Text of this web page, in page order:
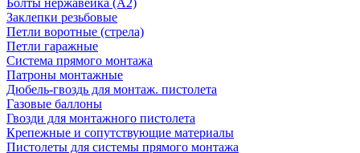
Болты нержавейка (А2)
Заклепки резьбовые
Петли воротные (стрела)
Петли гаражные
Система прямого монтажа
Патроны монтажные
Дюбель-гвоздь для монтаж. пистолета
Газовые баллоны
Гвозди для монтажного пистолета
Крепежные и сопутствующие материалы
Пистолеты для системы прямого монтажа